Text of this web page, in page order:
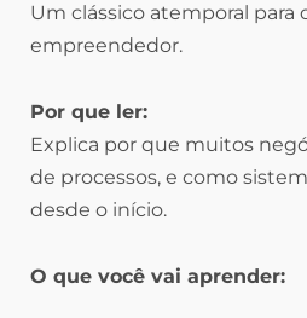
Um clássico atemporal para
empreendedor.
Por que ler:
Explica por que muitos
de processos, e como
desde o início.
O que você vai aprender: